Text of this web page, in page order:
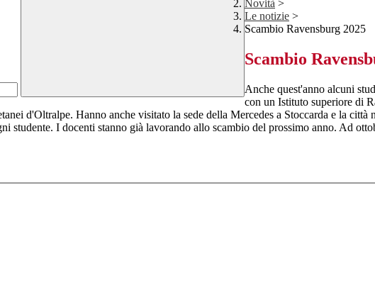
Novità >
Le notizie >
Scambio Ravensburg 2025
Scambio
Anche quest'anno alcuni
con un Istituto superiore di
d'Oltralpe. Hanno anche visitato la sede della Mercedes a Stoccarda e la
studente. I docenti stanno già lavorando allo scambio del prossimo anno. Ad